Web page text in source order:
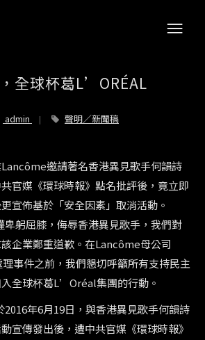
全球杯葛L’ORÉAL
admin 聲明／新聞稿
邀請著名香港異見歌手何韻詩
官媒《環球時報》點名批評後，竟立即
宣佈基於「安全因素」取消活動。
躬屈膝，侮辱香港異見歌手，我們對
企業鄭重道歉。在Lancôme母公司
事件之前，我們懇切呼籲所有支持民主
全球杯葛L’Oréal集團的行動。
年6月19日，與香港異見歌手何韻詩
宣傳發出後，遭中共官媒《環球時報》